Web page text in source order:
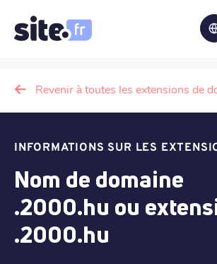
Revenir à toutes les extensions de
INFORMATIONS SUR LES
Nom de domaine
.2000.hu ou
.2000.hu